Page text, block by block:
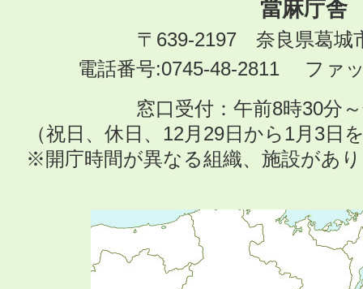
當麻庁舎
〒639-2197 奈良県葛城
電話番号:0745-48-2811 ファ
窓口受付：午前8時30分
（祝日、休日、12月29日から1月3日
※開庁時間が異なる組織、施設があ